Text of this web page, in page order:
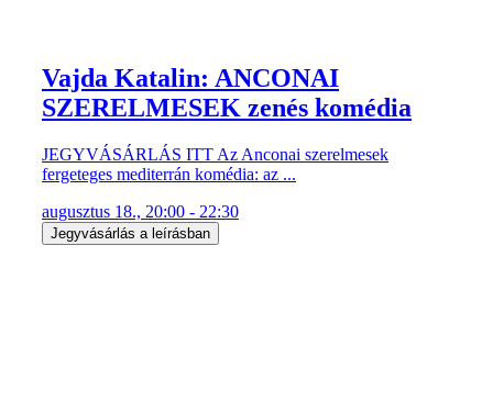
Vajda Katalin: ANCONAI
SZERELMESEK zenés komédia
JEGYVÁSÁRLÁS ITT Az Anconai szerelmesek
fergeteges mediterrán komédia: az ...
augusztus 18., 20:00 - 22:30
Jegyvásárlás a leírásban